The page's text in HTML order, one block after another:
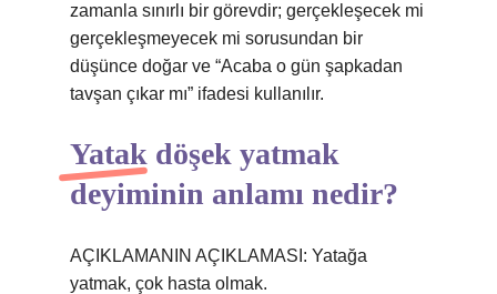
zamanla sınırlı bir görevdir; gerçekleşecek mi
gerçekleşmeyecek mi sorusundan bir
düşünce doğar ve “Acaba o gün şapkadan
tavşan çıkar mı” ifadesi kullanılır.
Yatak döşek yatmak
deyiminin anlamı nedir?
AÇIKLAMANIN AÇIKLAMASI: Yatağa
yatmak, çok hasta olmak.